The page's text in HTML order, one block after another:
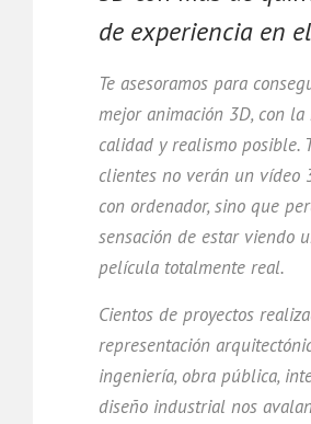
de experiencia en
Te asesoramos para
mejor animación 3D, con la
calidad y realismo posible.
clientes no verán un vídeo
con ordenador, sino que
sensación de estar viendo
película totalmente real.
Cientos de proyectos
representación
ingeniería, obra pública,
diseño industrial nos